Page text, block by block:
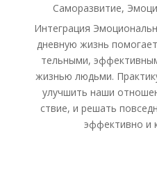
Саморазвитие,
Инте­гра­ция
днев­ную жизнь
тель­ны­ми,
жиз­нью людь­ми.
улуч­шить наши
ствие, и решать
эффек­тив­но и